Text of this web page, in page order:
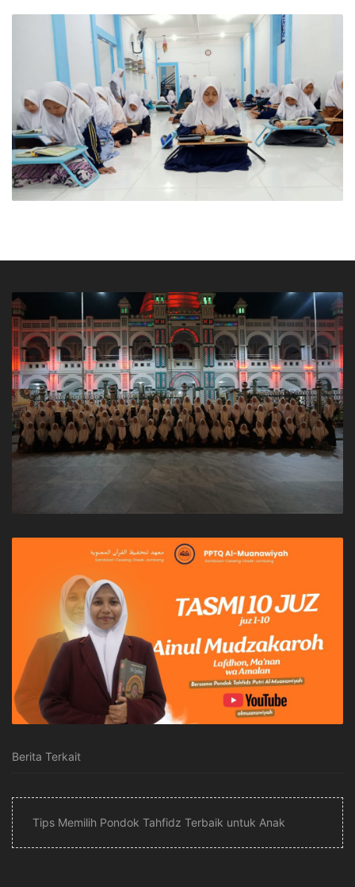
Berita Terkait
Tips Memilih Pondok Tahfidz Terbaik untuk Anak